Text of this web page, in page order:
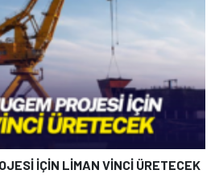
İÇİN LİMAN VİNCİ ÜRETECEK